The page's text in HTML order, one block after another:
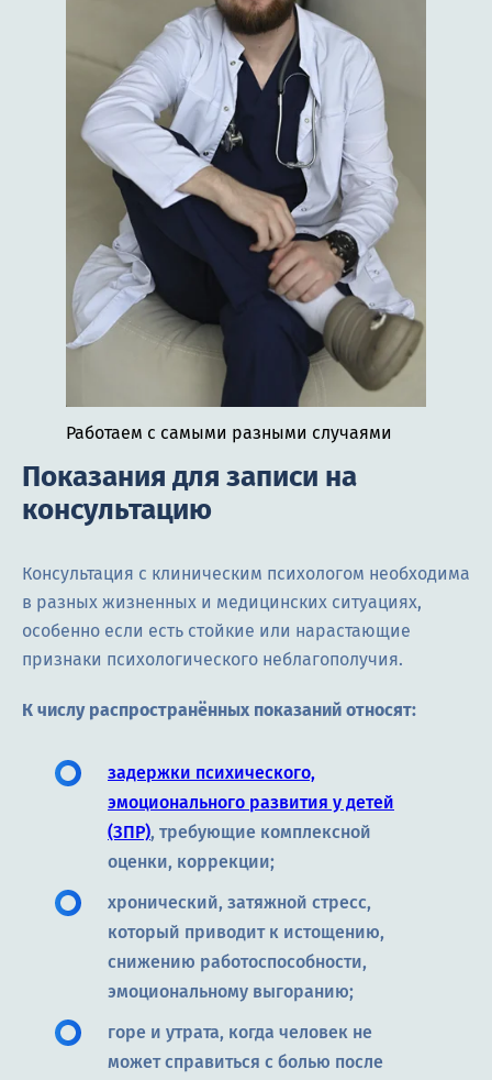
Работаем с самыми разными случаями
Показания для записи на
консультацию
Консультация с клиническим психологом необходима
в разных жизненных и медицинских ситуациях,
особенно если есть стойкие или нарастающие
признаки психологического неблагополучия.
К числу распространённых показаний относят:
задержки психического,
эмоционального развития у детей
(ЗПР), требующие комплексной
оценки, коррекции;
хронический, затяжной стресс,
который приводит к истощению,
снижению работоспособности,
эмоциональному выгоранию;
горе и утрата, когда человек не
может справиться с болью после